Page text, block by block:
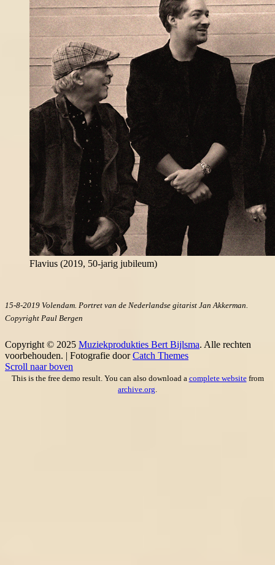
Flavius (2019, 50-jarig jubileum)
15-8-2019 Volendam. Portret van de Nederlandse gitarist Jan Akkerman.
Copyright Paul Bergen
Copyright © 2025 Muziekprodukties Bert Bijlsma. Alle rechten
voorbehouden. | Fotografie doorCatch Themes
Scroll naar boven
This is the free demo result. You can also download a complete websitefrom
archive.org.